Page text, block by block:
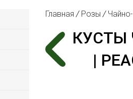
Главная / Розы /
КУСТЫ
|